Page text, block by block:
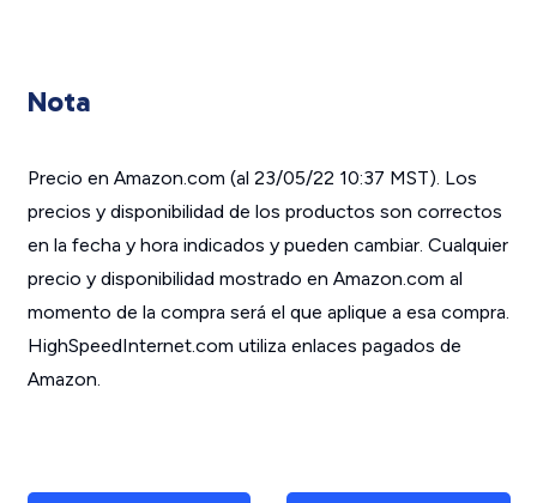
Nota
Precio en Amazon.com (al 23/05/22 10:37 MST). Los
precios y disponibilidad de los productos son correctos
en la fecha y hora indicados y pueden cambiar. Cualquier
precio y disponibilidad mostrado en Amazon.com al
momento de la compra será el que aplique a esa compra.
HighSpeedInternet.com utiliza enlaces pagados de
Amazon.